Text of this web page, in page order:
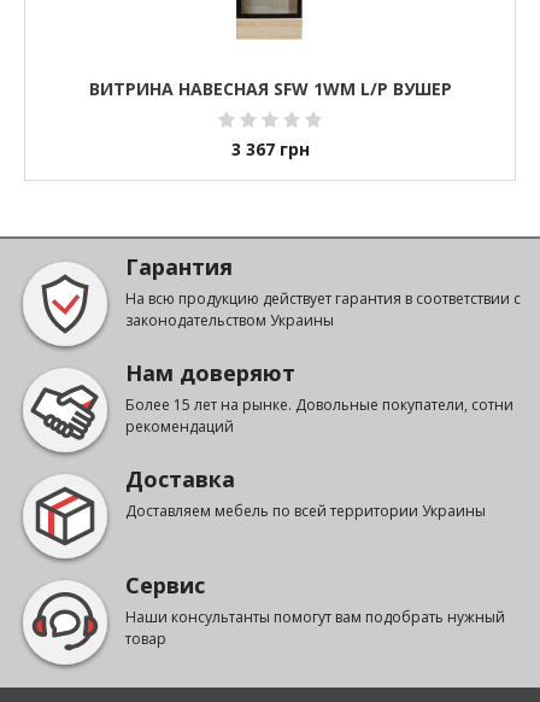
ВИТРИНА НАВЕСНАЯ SFW 1WM L/P ВУШЕР
3 367 грн
Гарантия
На всю продукцию действует гарантия в соответствии с
законодательством Украины
Нам доверяют
Более 15 лет на рынке. Довольные покупатели, сотни
рекомендаций
Доставка
Доставляем мебель по всей территории Украины
Сервис
Наши консультанты помогут вам подобрать нужный
товар